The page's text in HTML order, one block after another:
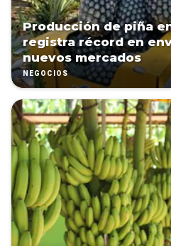
Producción de piña
registra récord en
nuevos mercados
NEGOCIOS